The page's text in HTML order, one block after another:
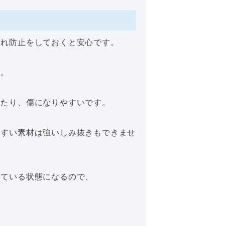
防止をしておくと安心です。
り、傷になりやすいです。
い素材は強いしみ抜きもできませ
いる状態になるので、